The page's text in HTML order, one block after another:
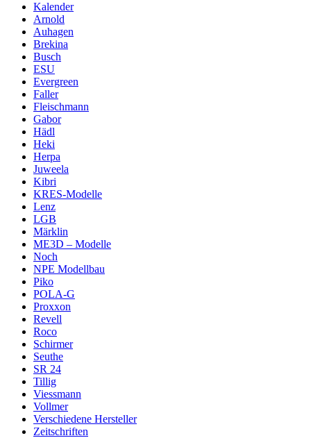
Kalender
Arnold
Auhagen
Brekina
Busch
ESU
Evergreen
Faller
Fleischmann
Gabor
Hädl
Heki
Herpa
Juweela
Kibri
KRES-Modelle
Lenz
LGB
Märklin
ME3D – Modelle
Noch
NPE Modellbau
Piko
POLA-G
Proxxon
Revell
Roco
Schirmer
Seuthe
SR 24
Tillig
Viessmann
Vollmer
Verschiedene Hersteller
Zeitschriften